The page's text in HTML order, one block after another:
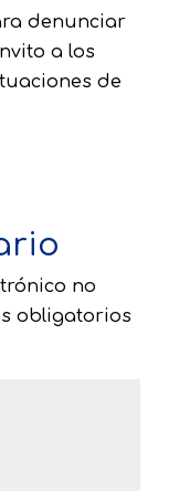
denunciar
a los
de
no
obligatorios